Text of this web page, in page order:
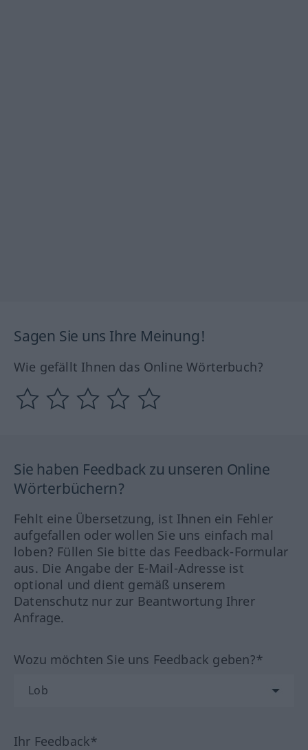
Sagen Sie uns Ihre Meinung!
Wie gefällt Ihnen das Online Wörterbuch?
Sie haben Feedback zu unseren Online
Wörterbüchern?
Fehlt eine Übersetzung, ist Ihnen ein Fehler
aufgefallen oder wollen Sie uns einfach mal
loben? Füllen Sie bitte das Feedback-Formular
aus. Die Angabe der E-Mail-Adresse ist
optional und dient gemäß unserem
Datenschutz nur zur Beantwortung Ihrer
Anfrage.
Wozu möchten Sie uns Feedback geben?*
Ihr Feedback*